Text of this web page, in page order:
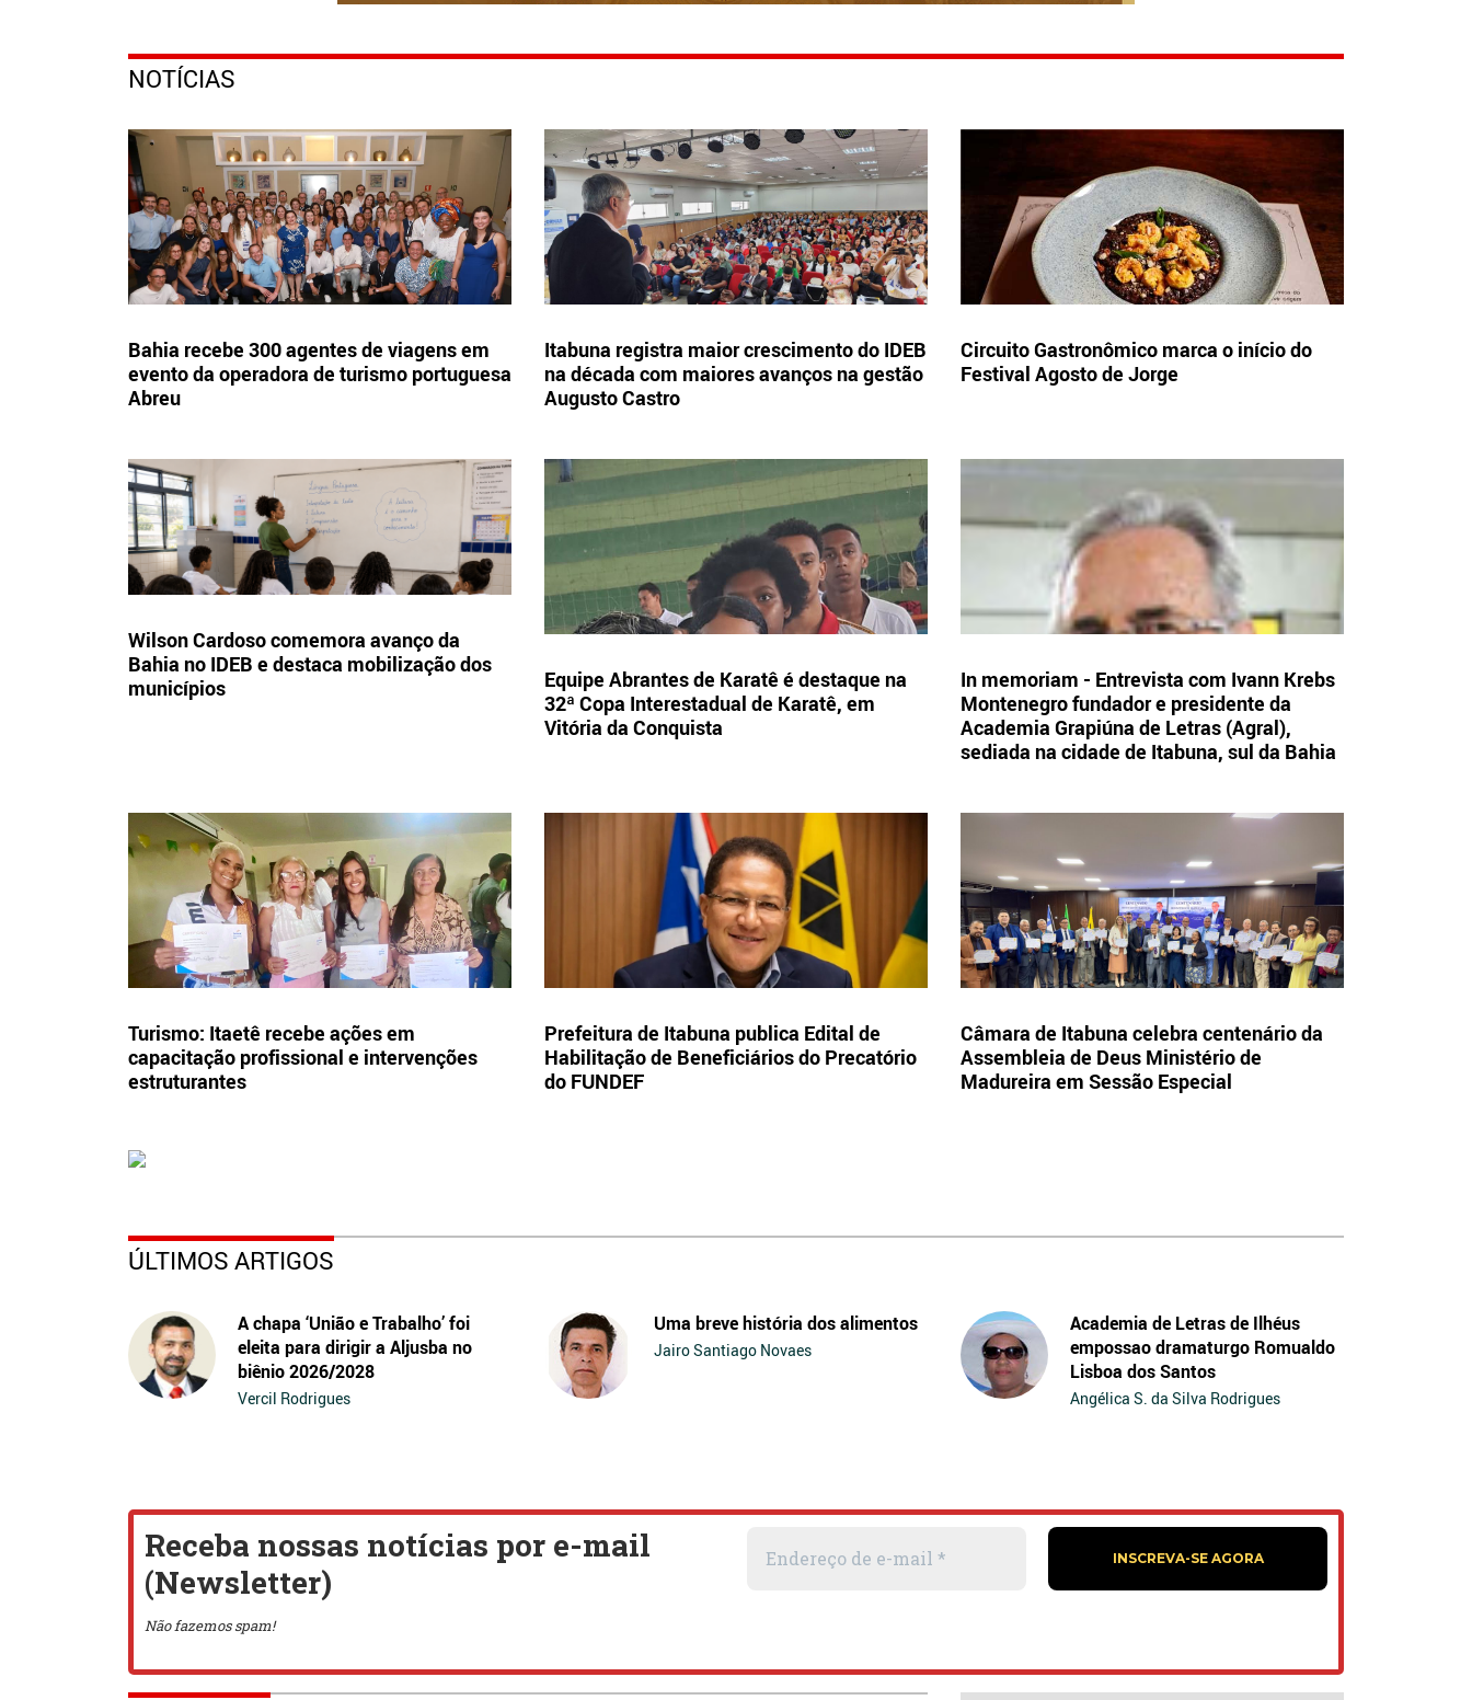
NOTÍCIAS
Bahia recebe 300 agentes de viagens em
evento da operadora de turismo portuguesa
Abreu
Itabuna registra maior crescimento do IDEB
na década com maiores avanços na gestão
Augusto Castro
Circuito Gastronômico marca o início do
Festival Agosto de Jorge
Wilson Cardoso comemora avanço da
Bahia no IDEB e destaca mobilização dos
municípios
Equipe Abrantes de Karatê é destaque na
32ª Copa Interestadual de Karatê, em
Vitória da Conquista
In memoriam - Entrevista com Ivann Krebs
Montenegro fundador e presidente da
Academia Grapiúna de Letras (Agral),
sediada na cidade de Itabuna, sul da Bahia
Turismo: Itaetê recebe ações em
capacitação profissional e intervenções
estruturantes
Prefeitura de Itabuna publica Edital de
Habilitação de Beneficiários do Precatório
do FUNDEF
Câmara de Itabuna celebra centenário da
Assembleia de Deus Ministério de
Madureira em Sessão Especial
ÚLTIMOS ARTIGOS
A chapa ‘União e Trabalho’ foi
eleita para dirigir a Aljusba no
biênio 2026/2028
Vercil Rodrigues
Uma breve história dos alimentos
Jairo Santiago Novaes
Academia de Letras de Ilhéus
empossao dramaturgo Romualdo
Lisboa dos Santos
Angélica S. da Silva Rodrigues